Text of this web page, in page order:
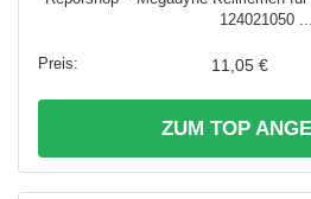
124021050 ...
11,05 €
ZUM TOP